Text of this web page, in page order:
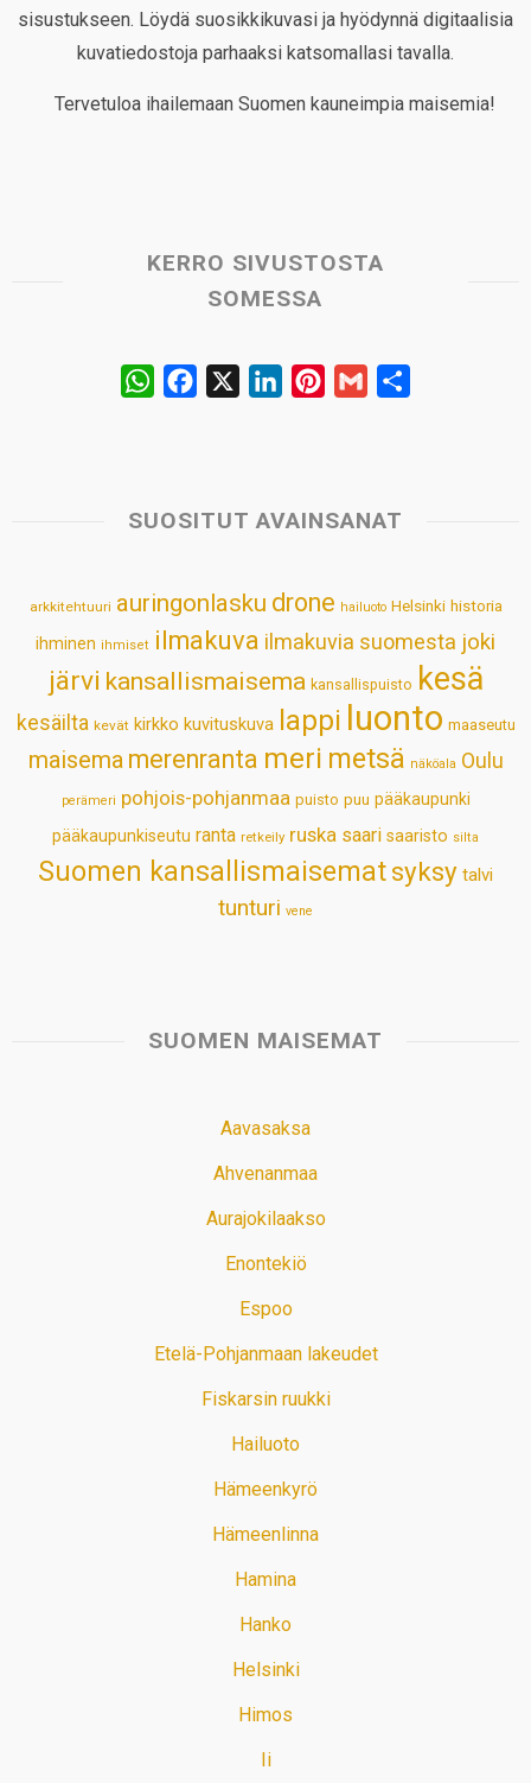
sisustukseen. Löydä suosikkikuvasi ja hyödynnä digitaalisia
kuvatiedostoja parhaaksi katsomallasi tavalla.
Tervetuloa ihailemaan Suomen kauneimpia maisemia!
KERRO SIVUSTOSTA
SOMESSA
W
s
p
b
k
e
n
e
s
t
l
SUOSITUT AVAINSANAT
arkkitehtuuri auringonlasku drone hailuoto Helsinki historia
ihminen ihmiset ilmakuva ilmakuvia suomesta joki
järvi kansallismaisema kansallispuisto kesä
kesäilta kevät kirkko kuvituskuva lappi luonto maaseutu
maisema merenranta meri metsä näköala Oulu
perämeri pohjois-pohjanmaa puisto puu pääkaupunki
pääkaupunkiseutu ranta retkeily ruska saari saaristo silta
Suomen kansallismaisematsyksy talvi
tunturi vene
SUOMEN MAISEMAT
Aavasaksa
Ahvenanmaa
Aurajokilaakso
Enontekiö
Espoo
Etelä-Pohjanmaan lakeudet
Fiskarsin ruukki
Hailuoto
Hämeenkyrö
Hämeenlinna
Hamina
Hanko
Helsinki
Himos
Ii